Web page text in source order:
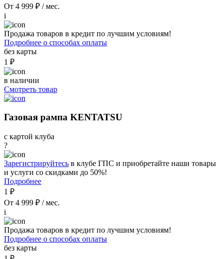
От 4 999 ₽ / мес.
i
Продажа товаров в кредит по лучшим условиям!
Подробнее о способах оплаты
без карты
1 ₽
в наличии
Смотреть товар
Газовая рампа KENTATSU
с картой клуба
?
Зарегистрируйтесь в клубе ГПС и приобретайте наши товары
и услуги со скидками до 50%!
Подробнее
1 ₽
От 4 999 ₽ / мес.
i
Продажа товаров в кредит по лучшим условиям!
Подробнее о способах оплаты
без карты